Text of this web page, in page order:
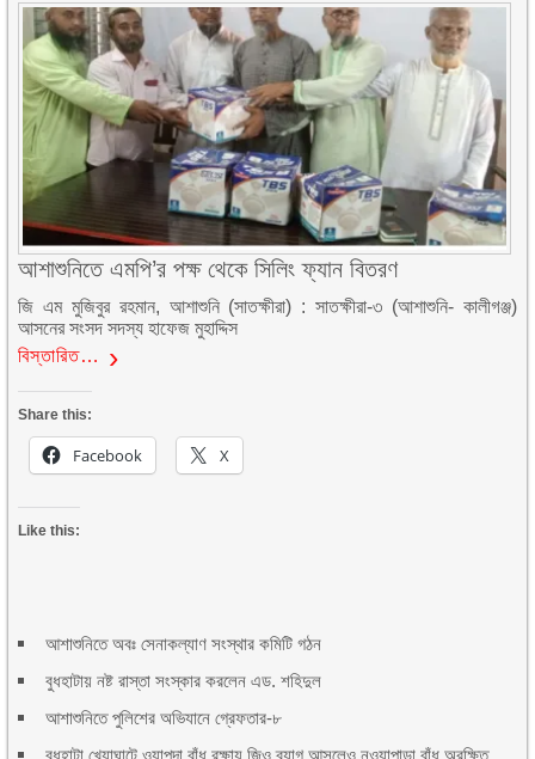
আশাশুনিতে এমপি’র পক্ষ থেকে সিলিং ফ্যান বিতরণ
জি এম মুজিবুর রহমান, আশাশুনি (সাতক্ষীরা) : সাতক্ষীরা-৩ (আশাশুনি- কালীগঞ্জ)
আসনের সংসদ সদস্য হাফেজ মুহাদ্দিস
বিস্তারিত…
Share this:
Facebook X
Like this:
আশাশুনিতে অবঃ সেনাকল্যাণ সংস্থার কমিটি গঠন
বুধহাটায় নষ্ট রাস্তা সংস্কার করলেন এড. শহিদুল
আশাশুনিতে পুলিশের অভিযানে গ্রেফতার-৮
বুধহাটা খেয়াঘাটে ওয়াপদা বাঁধ রক্ষায় জিও ব্যাগ আসলেও নওয়াপাড়া বাঁধ অরক্ষিত